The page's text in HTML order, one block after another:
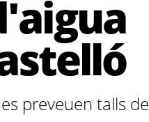
preveuen talls de